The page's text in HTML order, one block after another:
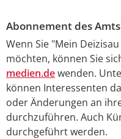
Abonnement des
Wenn Sie "Mein
möchten, können Sie
medien.dewenden.
können Interessenten
oder Änderungen an
durchzuführen. Auch
durchgeführt werden.